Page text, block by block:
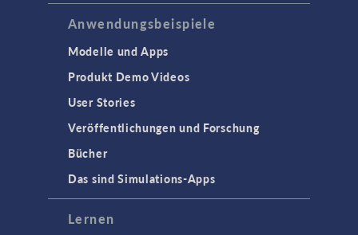
Anwendungsbeispiele
Modelle und Apps
Produkt Demo Videos
User Stories
Veröffentlichungen und Forschung
Bücher
Das sind Simulations-Apps
Lernen